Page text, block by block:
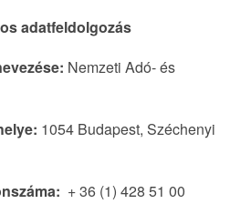
adatfeldolgozás
Nemzeti Adó- és
1054 Budapest, Széchenyi
+ 36 (1) 428 51 00